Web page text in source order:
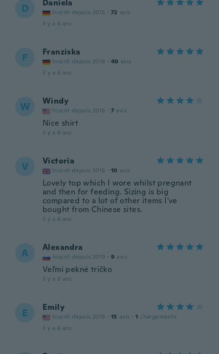
D Daniela
Inscrit depuis 2015 · 72 avis
il y a 6 ans
F Franziska
Inscrit depuis 2016 · 40 avis
il y a 6 ans
W Windy
Inscrit depuis 2016 · 7 avis
Nice shirt
il y a 6 ans
V Victoria
Inscrit depuis 2018 · 10 avis
Lovely top which I wore whilst pregnant
and then for feeding. Sizing is big
compared to a lot of other items I've
bought from Chinese sites.
il y a 6 ans
A Alexandra
Inscrit depuis 2019 · 9 avis
Veľmi pekné tričko
il y a 6 ans
E Emily
Inscrit depuis 2016 · 15 avis · 1 chargements
il y a 6 ans